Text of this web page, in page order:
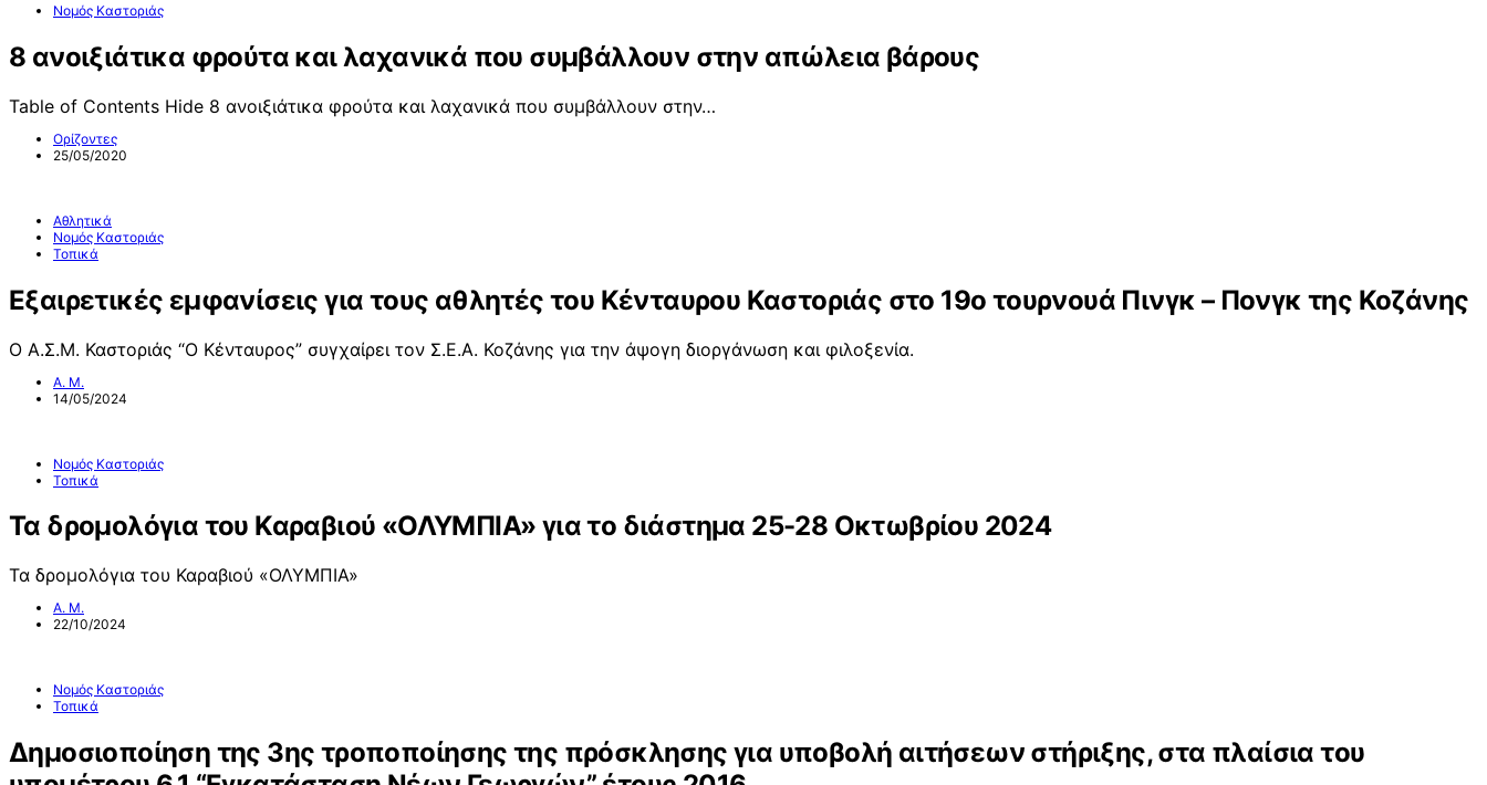
Νομός Καστοριάς
8 ανοιξιάτικα φρούτα και λαχανικά που συμβάλλουν στην απώλεια βάρους
Table of Contents Hide 8 ανοιξιάτικα φρούτα και λαχανικά που συμβάλλουν στην…
Ορίζοντες
25/05/2020
Αθλητικά
Νομός Καστοριάς
Τοπικά
Εξαιρετικές εμφανίσεις για τους αθλητές του Κένταυρου Καστοριάς στο 19ο τουρνουά Πινγκ – Πονγκ της Κοζάνης
Ο Α.Σ.Μ. Καστοριάς “Ο Κένταυρος” συγχαίρει τον Σ.Ε.Α. Κοζάνης για την άψογη διοργάνωση και φιλοξενία.
Α. Μ.
14/05/2024
Νομός Καστοριάς
Τοπικά
Τα δρομολόγια του Καραβιού «ΟΛΥΜΠΙΑ» για το διάστημα 25-28 Οκτωβρίου 2024
Τα δρομολόγια του Καραβιού «ΟΛΥΜΠΙΑ»
Α. Μ.
22/10/2024
Νομός Καστοριάς
Τοπικά
Δημοσιοποίηση της 3ης τροποποίησης της πρόσκλησης για υποβολή αιτήσεων στήριξης, στα πλαίσια του